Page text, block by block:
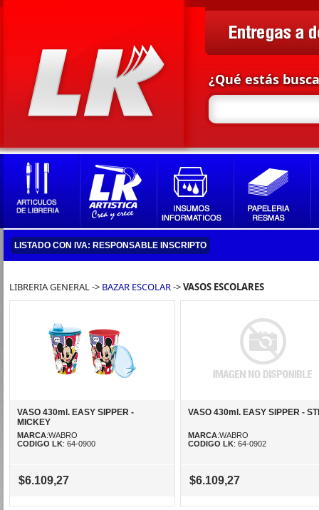
¿Qué estás
LISTADO CON IVA: RESPONSABLE INSCRIPTO
LIBRERIA GENERAL -> BAZAR ESCOLAR->VASOS ESCOLARES
VASO 430ml. EASY SIPPER -
MICKEY
MARCA:WABRO
CODIGO LK: 64-0900
$6.109,27
VASO 430ml. EASY SIPPER -
MARCA:WABRO
CODIGO LK: 64-0902
$6.109,27